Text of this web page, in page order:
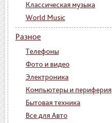
Классическая музыка
World Music
Разное
Телефоны
Фото и видео
Электроника
Компьютеры и периферия
Бытовая техника
Все для Авто